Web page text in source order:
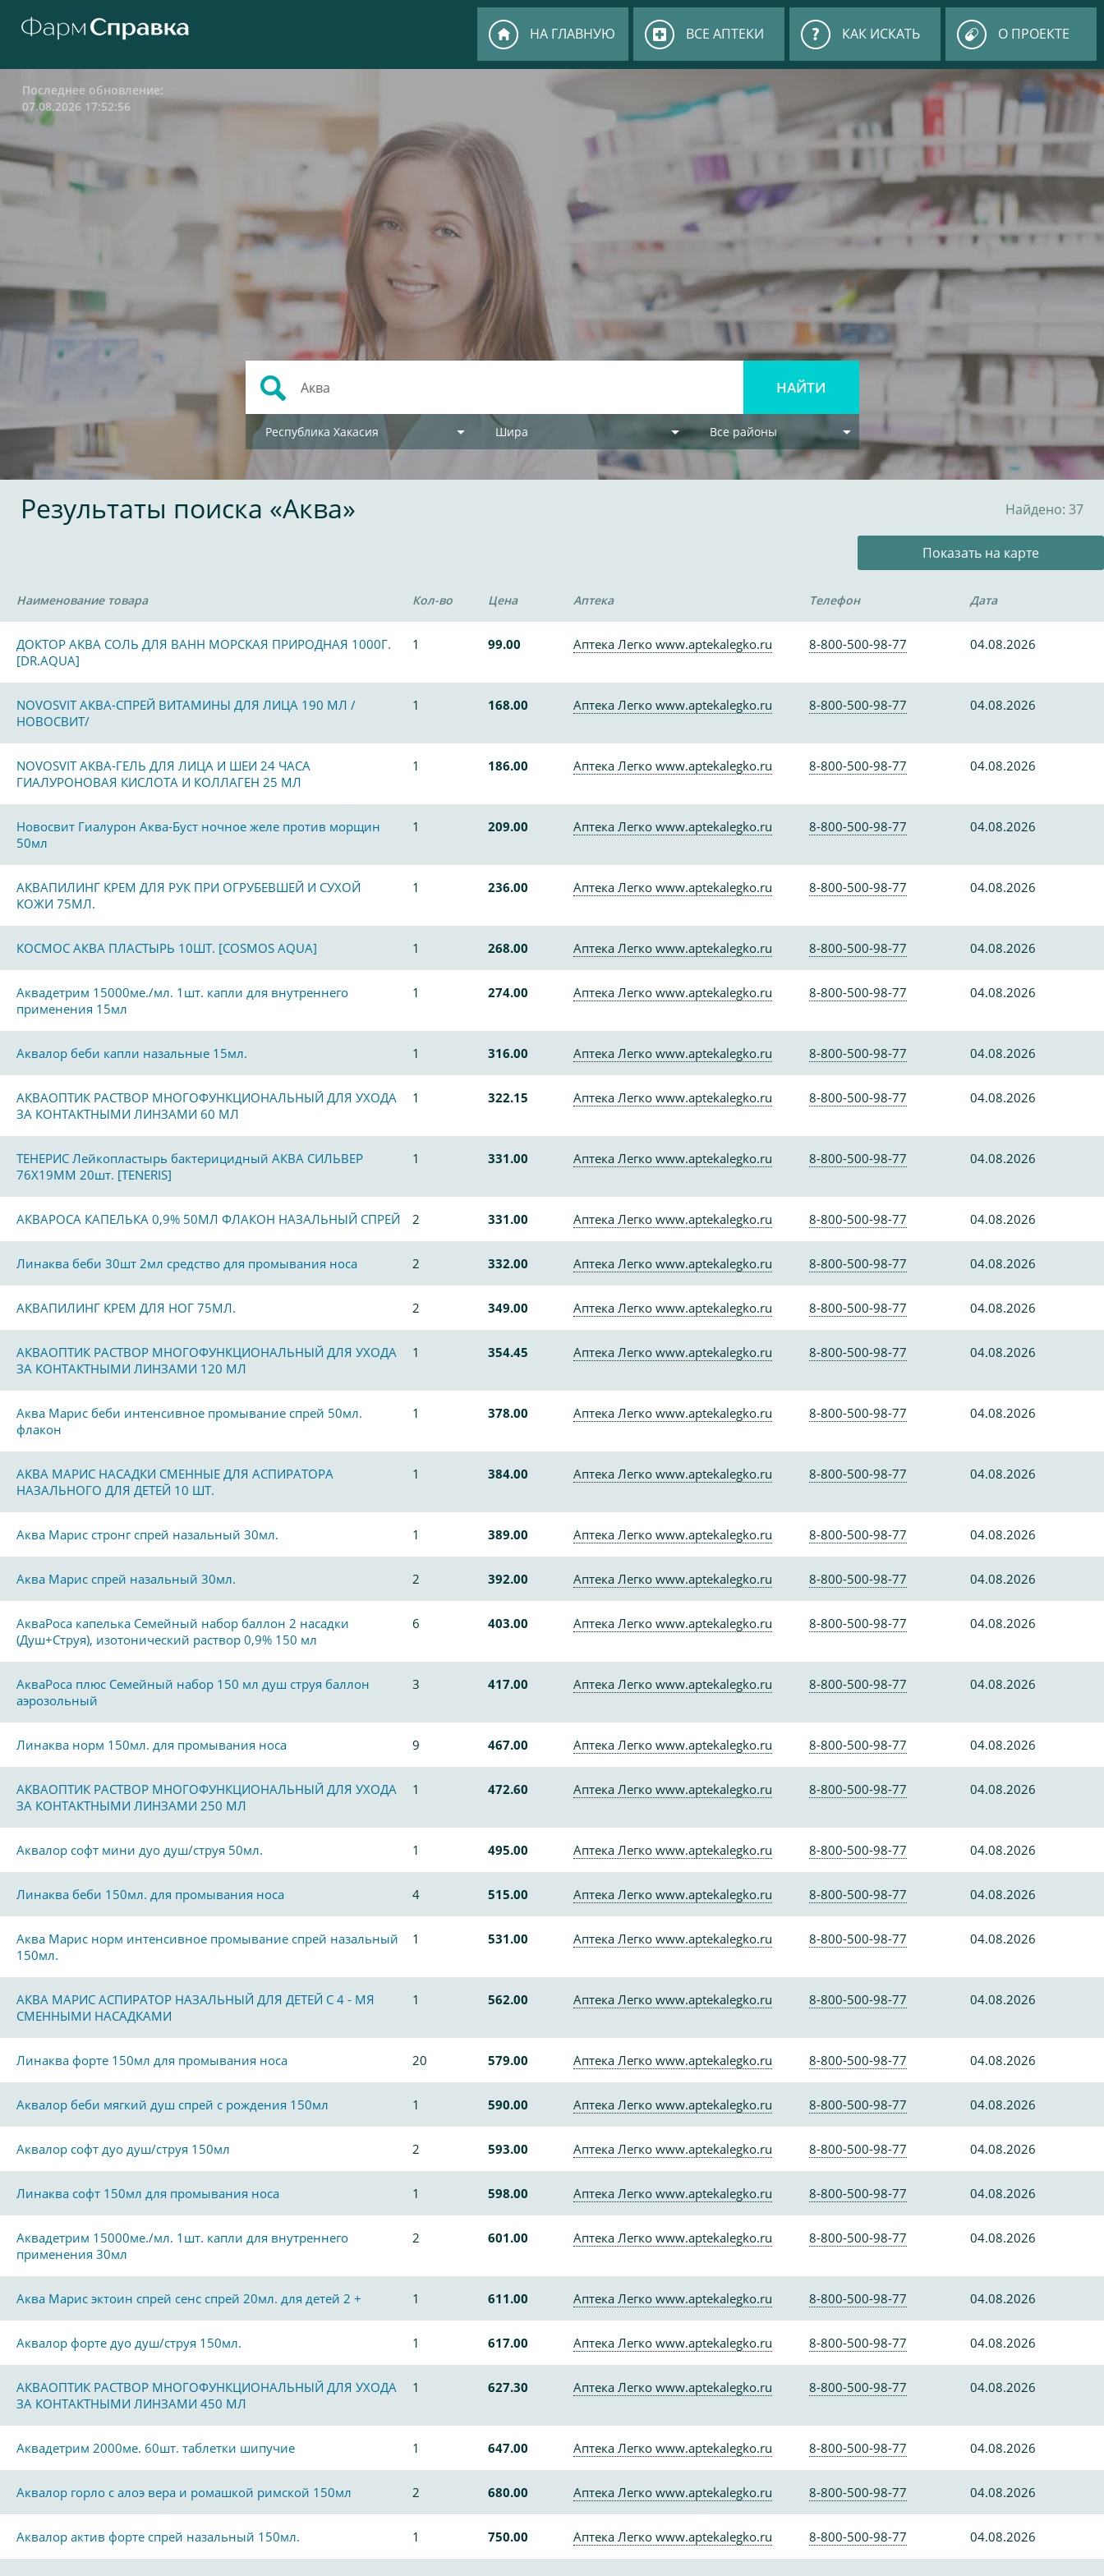
НА ГЛАВНУЮ ВСЕ АПТЕКИ КАК ИСКАТЬ О ПРОЕКТЕ
Последнее обновление:
07.08.2026 17:52:56
Республика Хакасия Шира Все районы
Результаты поиска «Аква» Найдено: 37
Показать на карте
Наименование товара Кол-во Цена Аптека Телефон Дата
ДОКТОР АКВА СОЛЬ ДЛЯ ВАНН МОРСКАЯ ПРИРОДНАЯ 1000Г.
[DR.AQUA]
1 99.00 Аптека Легко www.aptekalegko.ru 8-800-500-98-77 04.08.2026
NOVOSVIT АКВА-СПРЕЙ ВИТАМИНЫ ДЛЯ ЛИЦА 190 МЛ /
НОВОСВИТ/
1 168.00 Аптека Легко www.aptekalegko.ru 8-800-500-98-77 04.08.2026
NOVOSVIT АКВА-ГЕЛЬ ДЛЯ ЛИЦА И ШЕИ 24 ЧАСА
ГИАЛУРОНОВАЯ КИСЛОТА И КОЛЛАГЕН 25 МЛ
1 186.00 Аптека Легко www.aptekalegko.ru 8-800-500-98-77 04.08.2026
Новосвит Гиалурон Аква-Буст ночное желе против морщин
50мл
1 209.00 Аптека Легко www.aptekalegko.ru 8-800-500-98-77 04.08.2026
АКВАПИЛИНГ КРЕМ ДЛЯ РУК ПРИ ОГРУБЕВШЕЙ И СУХОЙ
КОЖИ 75МЛ.
1 236.00 Аптека Легко www.aptekalegko.ru 8-800-500-98-77 04.08.2026
КОСМОС АКВА ПЛАСТЫРЬ 10ШТ. [COSMOS AQUA] 1 268.00 Аптека Легко www.aptekalegko.ru 8-800-500-98-77 04.08.2026
Аквадетрим 15000ме./мл. 1шт. капли для внутреннего
применения 15мл
1 274.00 Аптека Легко www.aptekalegko.ru 8-800-500-98-77 04.08.2026
Аквалор беби капли назальные 15мл. 1 316.00 Аптека Легко www.aptekalegko.ru 8-800-500-98-77 04.08.2026
АКВАОПТИК РАСТВОР МНОГОФУНКЦИОНАЛЬНЫЙ ДЛЯ УХОДА
ЗА КОНТАКТНЫМИ ЛИНЗАМИ 60 МЛ
1 322.15 Аптека Легко www.aptekalegko.ru 8-800-500-98-77 04.08.2026
ТЕНЕРИС Лейкопластырь бактерицидный АКВА СИЛЬВЕР
76Х19ММ 20шт. [TENERIS]
1 331.00 Аптека Легко www.aptekalegko.ru 8-800-500-98-77 04.08.2026
АКВАРОСА КАПЕЛЬКА 0,9% 50МЛ ФЛАКОН НАЗАЛЬНЫЙ СПРЕЙ 2 331.00 Аптека Легко www.aptekalegko.ru 8-800-500-98-77 04.08.2026
Линаква беби 30шт 2мл средство для промывания носа 2 332.00 Аптека Легко www.aptekalegko.ru 8-800-500-98-77 04.08.2026
АКВАПИЛИНГ КРЕМ ДЛЯ НОГ 75МЛ. 2 349.00 Аптека Легко www.aptekalegko.ru 8-800-500-98-77 04.08.2026
АКВАОПТИК РАСТВОР МНОГОФУНКЦИОНАЛЬНЫЙ ДЛЯ УХОДА
ЗА КОНТАКТНЫМИ ЛИНЗАМИ 120 МЛ
1 354.45 Аптека Легко www.aptekalegko.ru 8-800-500-98-77 04.08.2026
Аква Марис беби интенсивное промывание спрей 50мл.
флакон
1 378.00 Аптека Легко www.aptekalegko.ru 8-800-500-98-77 04.08.2026
АКВА МАРИС НАСАДКИ СМЕННЫЕ ДЛЯ АСПИРАТОРА
НАЗАЛЬНОГО ДЛЯ ДЕТЕЙ 10 ШТ.
1 384.00 Аптека Легко www.aptekalegko.ru 8-800-500-98-77 04.08.2026
Аква Марис стронг спрей назальный 30мл. 1 389.00 Аптека Легко www.aptekalegko.ru 8-800-500-98-77 04.08.2026
Аква Марис спрей назальный 30мл. 2 392.00 Аптека Легко www.aptekalegko.ru 8-800-500-98-77 04.08.2026
АкваРоса капелька Семейный набор баллон 2 насадки
(Душ+Струя), изотонический раствор 0,9% 150 мл
6 403.00 Аптека Легко www.aptekalegko.ru 8-800-500-98-77 04.08.2026
АкваРоса плюс Семейный набор 150 мл душ струя баллон
аэрозольный
3 417.00 Аптека Легко www.aptekalegko.ru 8-800-500-98-77 04.08.2026
Линаква норм 150мл. для промывания носа 9 467.00 Аптека Легко www.aptekalegko.ru 8-800-500-98-77 04.08.2026
АКВАОПТИК РАСТВОР МНОГОФУНКЦИОНАЛЬНЫЙ ДЛЯ УХОДА
ЗА КОНТАКТНЫМИ ЛИНЗАМИ 250 МЛ
1 472.60 Аптека Легко www.aptekalegko.ru 8-800-500-98-77 04.08.2026
Аквалор софт мини дуо душ/струя 50мл. 1 495.00 Аптека Легко www.aptekalegko.ru 8-800-500-98-77 04.08.2026
Линаква беби 150мл. для промывания носа 4 515.00 Аптека Легко www.aptekalegko.ru 8-800-500-98-77 04.08.2026
Аква Марис норм интенсивное промывание спрей назальный
150мл.
1 531.00 Аптека Легко www.aptekalegko.ru 8-800-500-98-77 04.08.2026
АКВА МАРИС АСПИРАТОР НАЗАЛЬНЫЙ ДЛЯ ДЕТЕЙ С 4 - МЯ
СМЕННЫМИ НАСАДКАМИ
1 562.00 Аптека Легко www.aptekalegko.ru 8-800-500-98-77 04.08.2026
Линаква форте 150мл для промывания носа 20 579.00 Аптека Легко www.aptekalegko.ru 8-800-500-98-77 04.08.2026
Аквалор беби мягкий душ спрей с рождения 150мл 1 590.00 Аптека Легко www.aptekalegko.ru 8-800-500-98-77 04.08.2026
Аквалор софт дуо душ/струя 150мл 2 593.00 Аптека Легко www.aptekalegko.ru 8-800-500-98-77 04.08.2026
Линаква софт 150мл для промывания носа 1 598.00 Аптека Легко www.aptekalegko.ru 8-800-500-98-77 04.08.2026
Аквадетрим 15000ме./мл. 1шт. капли для внутреннего
применения 30мл
2 601.00 Аптека Легко www.aptekalegko.ru 8-800-500-98-77 04.08.2026
Аква Марис эктоин спрей сенс спрей 20мл. для детей 2 + 1 611.00 Аптека Легко www.aptekalegko.ru 8-800-500-98-77 04.08.2026
Аквалор форте дуо душ/струя 150мл. 1 617.00 Аптека Легко www.aptekalegko.ru 8-800-500-98-77 04.08.2026
АКВАОПТИК РАСТВОР МНОГОФУНКЦИОНАЛЬНЫЙ ДЛЯ УХОДА
ЗА КОНТАКТНЫМИ ЛИНЗАМИ 450 МЛ
1 627.30 Аптека Легко www.aptekalegko.ru 8-800-500-98-77 04.08.2026
Аквадетрим 2000ме. 60шт. таблетки шипучие 1 647.00 Аптека Легко www.aptekalegko.ru 8-800-500-98-77 04.08.2026
Аквалор горло с алоэ вера и ромашкой римской 150мл 2 680.00 Аптека Легко www.aptekalegko.ru 8-800-500-98-77 04.08.2026
Аквалор актив форте спрей назальный 150мл. 1 750.00 Аптека Легко www.aptekalegko.ru 8-800-500-98-77 04.08.2026